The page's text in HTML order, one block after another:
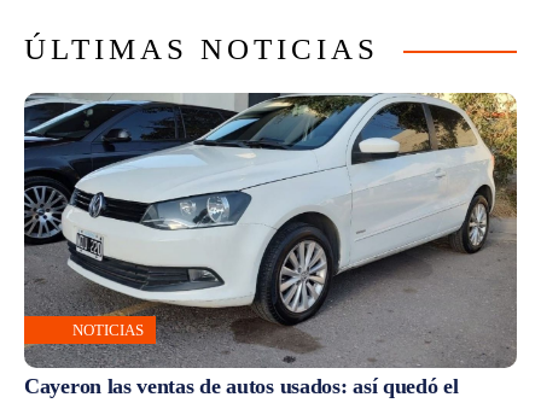
ÚLTIMAS NOTICIAS
NOTICIAS
Cayeron las ventas de autos usados: así quedó el